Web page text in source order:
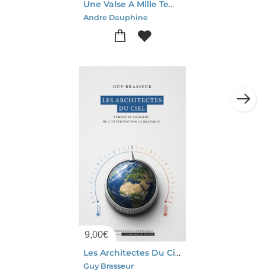
Une Valse A Mille Temps : Le Rechauffement Du Climat
Andre Dauphine
9,00€
Les Architectes Du Ciel : Vertus Et Dangers De L'intervention Climatique
Guy Brasseur